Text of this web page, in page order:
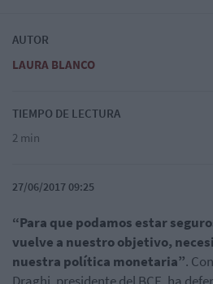
AUTOR
LAURA BLANCO
TIEMPO DE LECTURA
2 min
27/06/2017 09:25
“Para que podamos estar
vuelve a nuestro objetivo,
nuestra política monetaria”.